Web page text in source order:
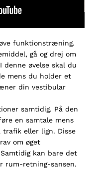
funktionstræning.
gå og drej om
øvelse skal du
mens du holder et
din vestibular
samtidig. På den
en samtale mens
eller lign. Disse
om øget
kan bare det
retning-sansen.